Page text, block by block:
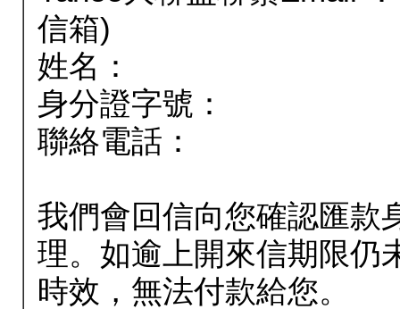
信箱)
姓名：
身分證字號：
聯絡電話：
我們會回信向您確認匯款
理。如逾上開來信期限仍
時效，無法付款給您。